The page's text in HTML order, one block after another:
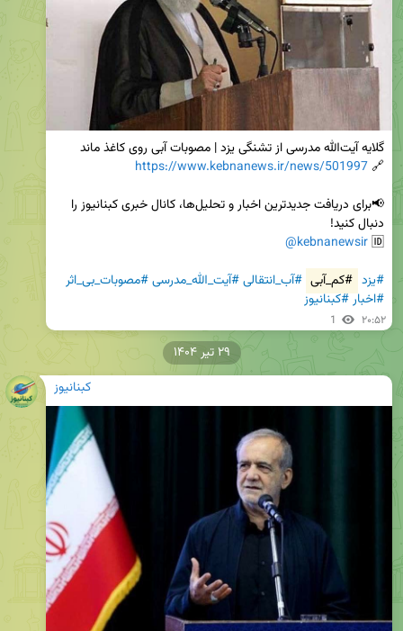
🔗
https://www.kebnanews.ir/news/501997
🆔
@kebnanewsir
#یزد #کم_آبی #آب_انتقالی#آیت_الله_مدرسی#مصوبات_بی_اثر
#اخبار#کبنانیوز
1 ۲۰:۵۲
کبنانیوز
۲۹ تیر ۱۴۰۴